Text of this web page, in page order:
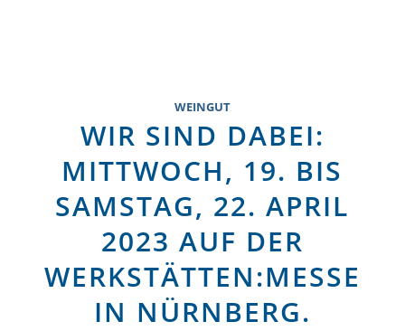
WEINGUT
WIR SIND DABEI:
MITTWOCH, 19. BIS
SAMSTAG, 22. APRIL
2023 AUF DER
WERKSTÄTTEN:MESSE
IN NÜRNBERG.